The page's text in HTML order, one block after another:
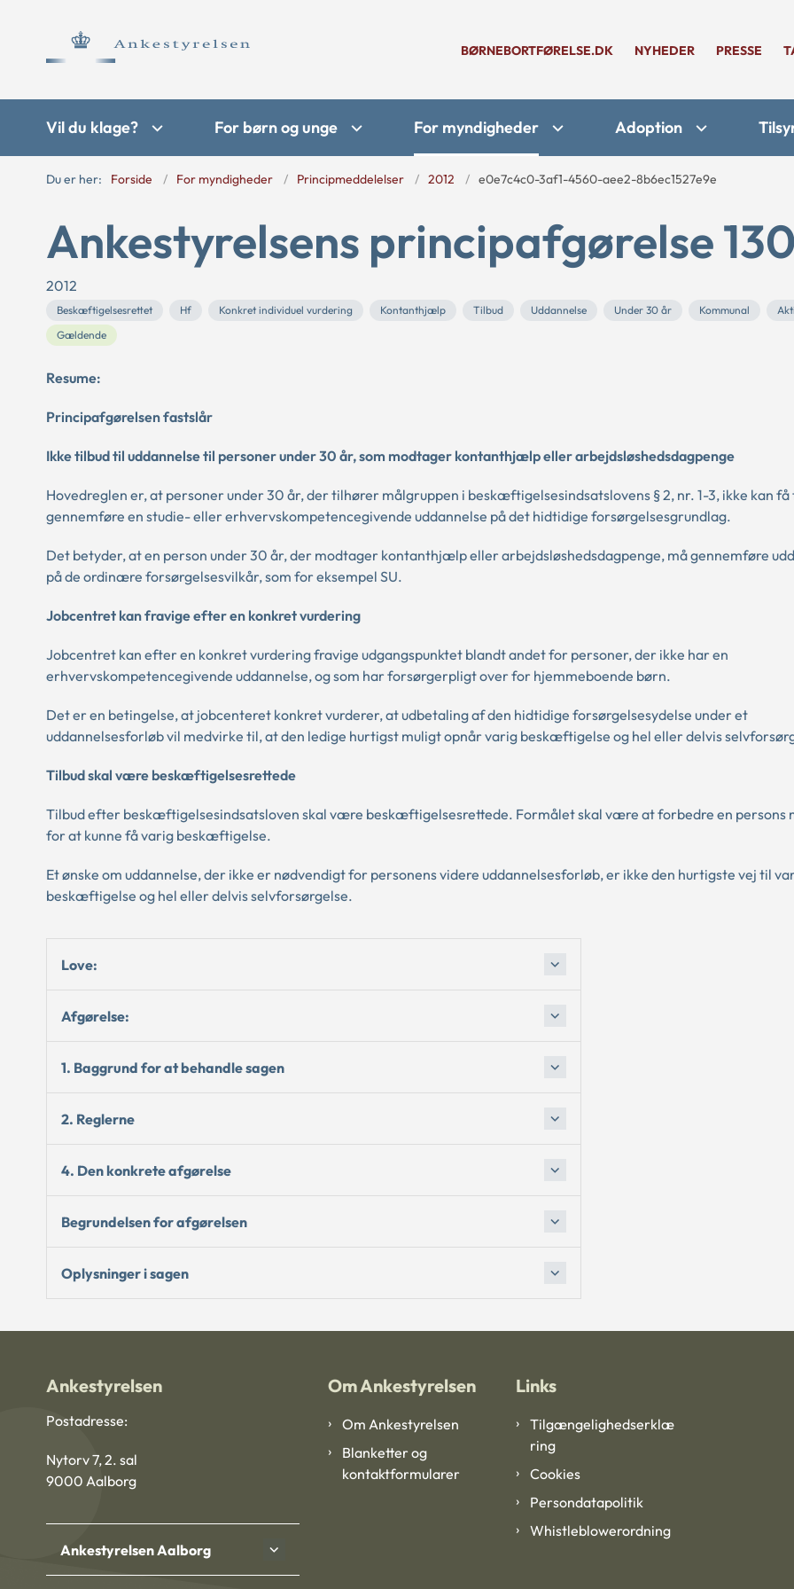
BØRNEBORTFØRELSE.DK NYHEDER PRESSE
Vil du klage? For børn og unge For myndigheder Adoption
Du er her: Forside For myndigheder Principmeddelelser 2012 e0e7c4c0-3af1-4560-aee2-8b6ec1527e9e
Ankestyrelsens principafgørelse
2012
Beskæftigelsesrettet Hf Konkret individuel vurdering Kontanthjælp Tilbud Uddannelse Under 30 år Kommunal
Gældende
Resume:
Principafgørelsen fastslår
Ikke tilbud til uddannelse til personer under 30 år, som modtager kontanthjælp eller arbejdsløshedsdagpenge
Hovedreglen er, at personer under 30 år, der tilhører målgruppen i beskæftigelsesindsatslovens § 2, nr. 1-3, ikke kan
gennemføre en studie- eller erhvervskompetencegivende uddannelse på det hidtidige forsørgelsesgrundlag.
Det betyder, at en person under 30 år, der modtager kontanthjælp eller arbejdsløshedsdagpenge, må gennemføre
på de ordinære forsørgelsesvilkår, som for eksempel SU.
Jobcentret kan fravige efter en konkret vurdering
Jobcentret kan efter en konkret vurdering fravige udgangspunktet blandt andet for personer, der ikke har en
erhvervskompetencegivende uddannelse, og som har forsørgerpligt over for hjemmeboende børn.
Det er en betingelse, at jobcenteret konkret vurderer, at udbetaling af den hidtidige forsørgelsesydelse under et
uddannelsesforløb vil medvirke til, at den ledige hurtigst muligt opnår varig beskæftigelse og hel eller delvis
Tilbud skal være beskæftigelsesrettede
Tilbud efter beskæftigelsesindsatsloven skal være beskæftigelsesrettede. Formålet skal være at forbedre en persons
for at kunne få varig beskæftigelse.
Et ønske om uddannelse, der ikke er nødvendigt for personens videre uddannelsesforløb, er ikke den hurtigste vej til
beskæftigelse og hel eller delvis selvforsørgelse.
Love:
Afgørelse:
1. Baggrund for at behandle sagen
2. Reglerne
4. Den konkrete afgørelse
Begrundelsen for afgørelsen
Oplysninger i sagen
Ankestyrelsen
Postadresse:
Nytorv 7, 2. sal
9000 Aalborg
Ankestyrelsen Aalborg
Om Ankestyrelsen
Om Ankestyrelsen
Blanketter og
kontaktformularer
Links
Tilgængelighedserklæ
ring
Cookies
Persondatapolitik
Whistleblowerordning